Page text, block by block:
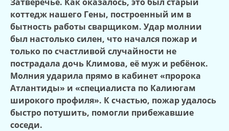
коттедж нашего Гены, построенный им в
бытность работы сварщиком. Удар молнии
был настолько силен, что начался пожар и
только по счастливой случайности не
пострадала дочь Климова, её муж и ребёнок.
Молния ударила прямо в кабинет «пророка
Атлантиды» и «специалиста по Калиюгам
широкого профиля». К счастью, пожар удалось
быстро потушить, помогли прибежавшие
соседи.